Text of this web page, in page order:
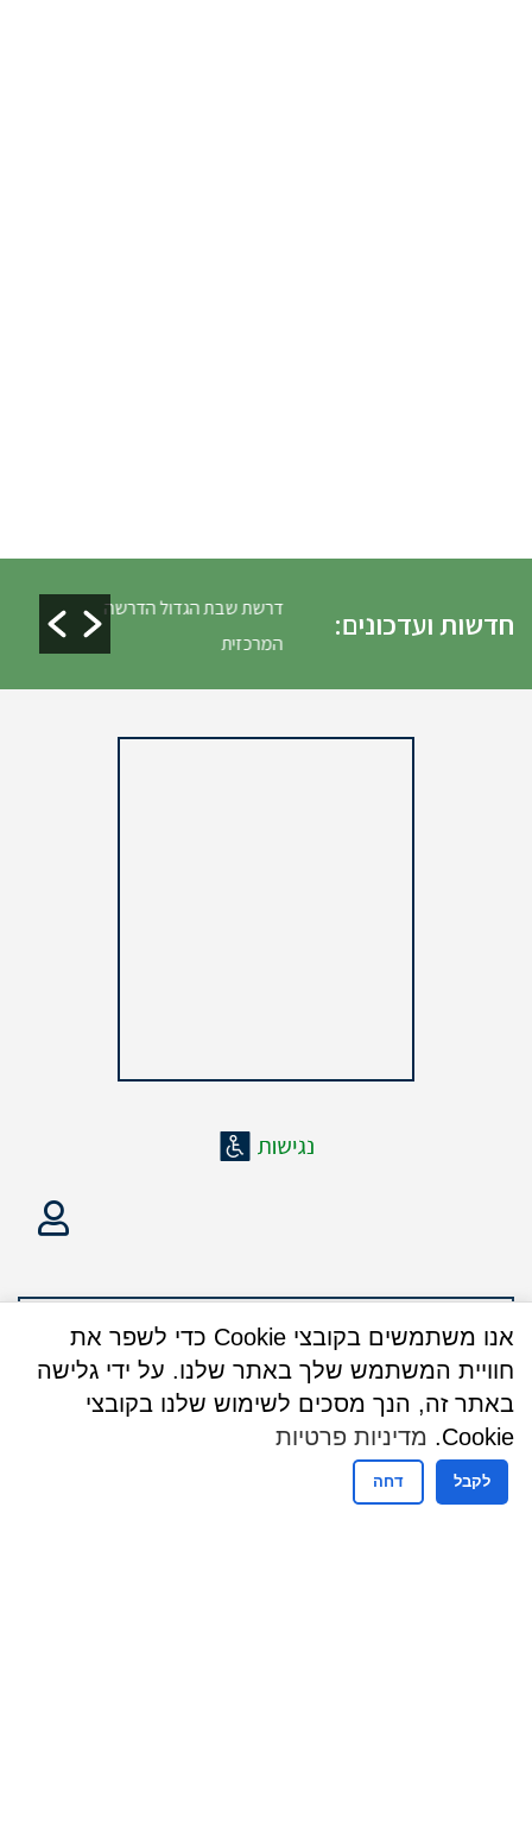
חדשות ועדכונים:
דרשת שבת הגדול הדרשה
המרכזית
אנו משתמשים בקובצי Cookie כדי לשפר את
חוויית המשתמש שלך באתר שלנו. על ידי גלישה
באתר זה, הנך מסכים לשימוש שלנו בקובצי
Cookie.
מדיניות פרטיות
לקבל דחה